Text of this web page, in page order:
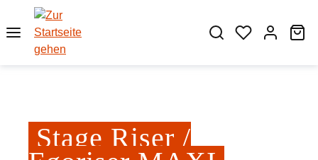
Zum Hauptinhalt springen
Stage Riser /